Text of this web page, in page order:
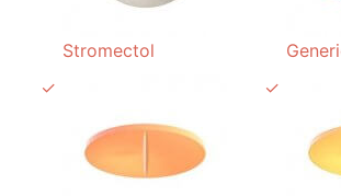
Stromectol